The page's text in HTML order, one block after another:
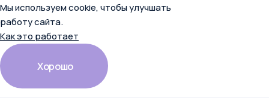
КонсультантПлюс тут купили, не пожалели, всё работает,
специалист всегда на связи.
Отзыв в Яндекс.Картах
Александр Забалуев
Мы используем cookie, чтобы улучшать
работу сайта.
Как это работает
Хорошо